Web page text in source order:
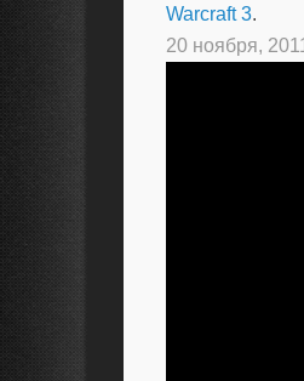
Warcraft 3.
20 ноября, 2011